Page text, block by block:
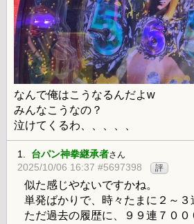
なんで俺はこうなるんだよw
みんなこうなの？
泣けてくるわ、、、、、
1. 台パン神拳継承者さん
2025/10/06 16:37 #5697398 評
似た感じやないですかね。
単発ばかりで、時々たまに２～３
ただ過去の履歴に、９９連７００